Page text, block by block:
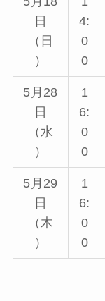
日
（日
）
4:
0
0
5月28
日
（水
）
1
6:
0
0
5月29
日
（木
）
1
6:
0
0